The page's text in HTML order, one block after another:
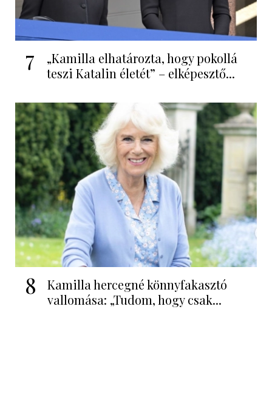
7
„Kamilla elhatározta, hogy pokollá
teszi Katalin életét” – elképesztő...
8
Kamilla hercegné könnyfakasztó
vallomása: „Tudom, hogy csak...